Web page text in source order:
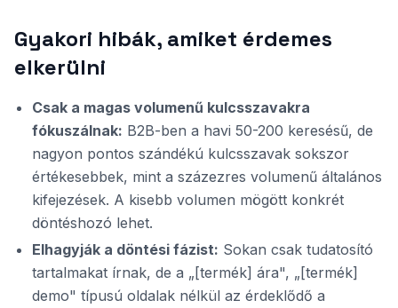
Gyakori hibák, amiket érdemes
elkerülni
Csak a magas volumenű kulcsszavakra
fókuszálnak: B2B-ben a havi 50-200 keresésű, de
nagyon pontos szándékú kulcsszavak sokszor
értékesebbek, mint a százezres volumenű általános
kifejezések. A kisebb volumen mögött konkrét
döntéshozó lehet.
Elhagyják a döntési fázist: Sokan csak tudatosító
tartalmakat írnak, de a „[termék] ára", „[termék]
demo" típusú oldalak nélkül az érdeklődő a